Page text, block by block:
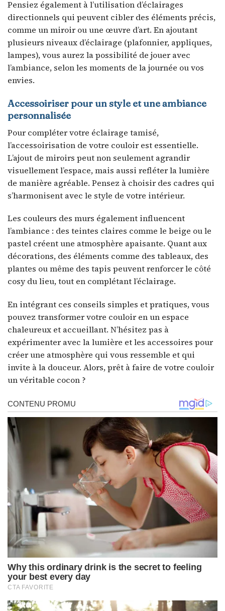
Pensiez également à l’utilisation d’éclairages
directionnels qui peuvent cibler des éléments précis,
comme un miroir ou une œuvre d’art. En ajoutant
plusieurs niveaux d’éclairage (plafonnier, appliques,
lampes), vous aurez la possibilité de jouer avec
l’ambiance, selon les moments de la journée ou vos
envies.
Accessoiriser pour un style et une ambiance
personnalisée
Pour compléter votre éclairage tamisé,
l’accessoirisation de votre couloir est essentielle.
L’ajout de miroirs peut non seulement agrandir
visuellement l’espace, mais aussi refléter la lumière
de manière agréable. Pensez à choisir des cadres qui
s’harmonisent avec le style de votre intérieur.
Les couleurs des murs également influencent
l’ambiance : des teintes claires comme le beige ou le
pastel créent une atmosphère apaisante. Quant aux
décorations, des éléments comme des tableaux, des
plantes ou même des tapis peuvent renforcer le côté
cosy du lieu, tout en complétant l’éclairage.
En intégrant ces conseils simples et pratiques, vous
pouvez transformer votre couloir en un espace
chaleureux et accueillant. N’hésitez pas à
expérimenter avec la lumière et les accessoires pour
créer une atmosphère qui vous ressemble et qui
invite à la douceur. Alors, prêt à faire de votre couloir
un véritable cocon ?